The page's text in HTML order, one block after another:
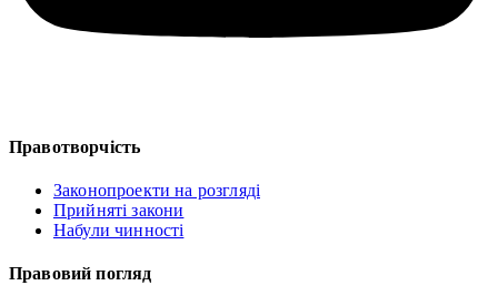
Правотворчість
Законопроекти на розгляді
Прийняті закони
Набули чинності
Правовий погляд